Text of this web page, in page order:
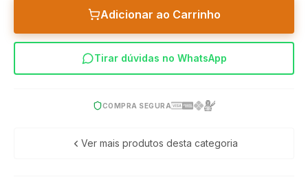
Adicionar ao Carrinho
Tirar dúvidas no WhatsApp
COMPRA SEGURA
Ver mais produtos desta categoria